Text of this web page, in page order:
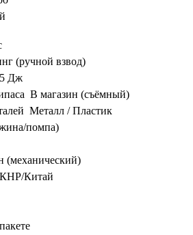
(ручной взвод)
Дж
В магазин (съёмный)
Металл / Пластик
помпа)
(механический)
КНР/Китай